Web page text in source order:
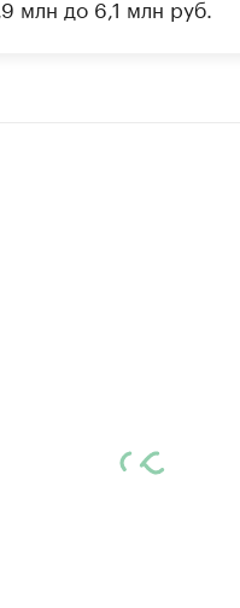
млн до 6,1 млн руб.